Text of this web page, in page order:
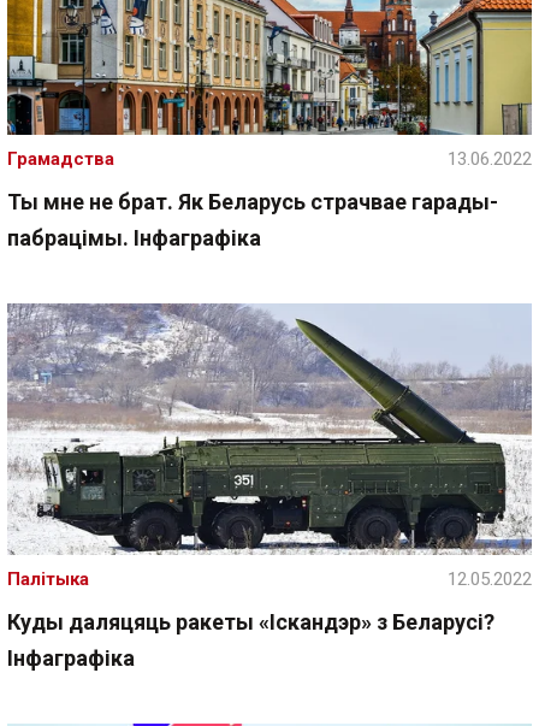
Ты мне не брат. Як Беларусь страчвае гарады-
пабрацімы. Інфаграфіка
Грамадства 13.06.2022
Куды даляцяць ракеты «Іскандэр» з Беларусі?
Інфаграфіка
Палітыка 12.05.2022